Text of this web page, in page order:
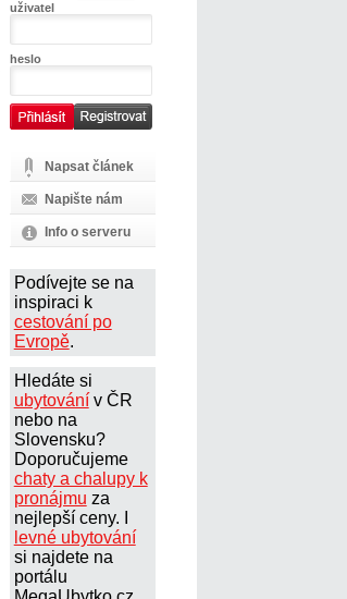
uživatel
heslo
Napsat článek
Napište nám
Info o serveru
Podívejte se na
inspiraci k
cestování po
Evropě.
Hledáte si
ubytovánív ČR
nebo na
Slovensku?
Doporučujeme
chaty a chalupy k
pronájmu za
nejlepší ceny. I
levné ubytování
si najdete na
portálu